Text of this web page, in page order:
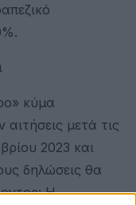
κύμα
μετά τις
2023 και
δηλώσεις θα
Η